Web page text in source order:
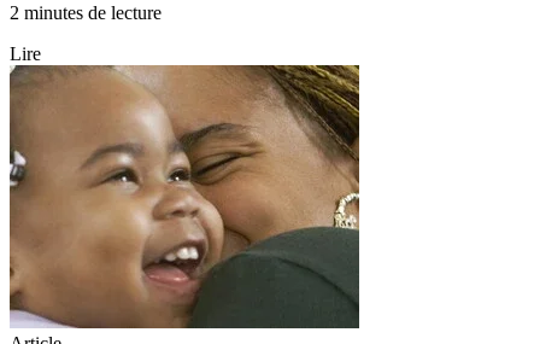
2 minutes de lecture
Lire